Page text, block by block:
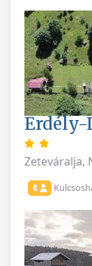
Erdély-
Zeteváralja,
8